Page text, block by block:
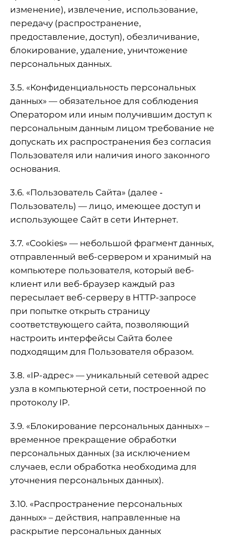
изменение), извлечение, использование,
передачу (распространение,
предоставление, доступ), обезличивание,
блокирование, удаление, уничтожение
персональных данных.
3.5. «Конфиденциальность персональных
данных» — обязательное для соблюдения
Оператором или иным получившим доступ к
персональным данным лицом требование не
допускать их распространения без согласия
Пользователя или наличия иного законного
основания.
3.6. «Пользователь Сайта» (далее ‐
Пользователь) — лицо, имеющее доступ и
использующее Сайт в сети Интернет.
3.7. «Cookies» — небольшой фрагмент данных,
отправленный веб-сервером и хранимый на
компьютере пользователя, который веб-
клиент или веб-браузер каждый раз
пересылает веб-серверу в HTTP-запросе
при попытке открыть страницу
соответствующего сайта, позволяющий
настроить интерфейсы Сайта более
подходящим для Пользователя образом.
3.8. «IP-адрес» — уникальный сетевой адрес
узла в компьютерной сети, построенной по
протоколу IP.
3.9. «Блокирование персональных данных» –
временное прекращение обработки
персональных данных (за исключением
случаев, если обработка необходима для
уточнения персональных данных).
3.10. «Распространение персональных
данных» – действия, направленные на
раскрытие персональных данных